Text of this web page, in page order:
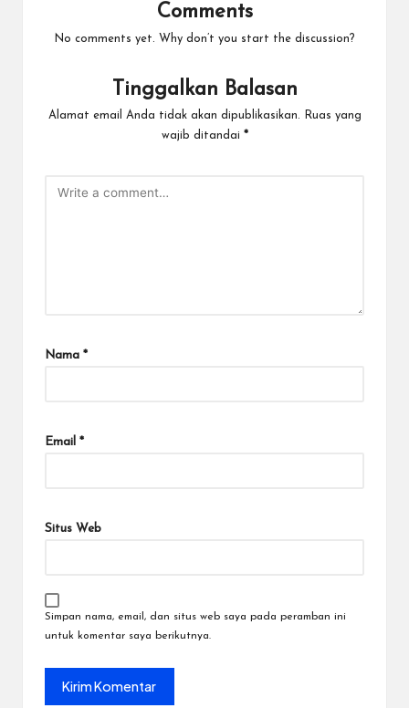
Comments
No comments yet. Why don’t you start the discussion?
Tinggalkan Balasan
Alamat email Anda tidak akan dipublikasikan.
Ruas yang
wajib ditandai *
Nama *
Email *
Situs Web
Simpan nama, email, dan situs web saya pada peramban ini
untuk komentar saya berikutnya.